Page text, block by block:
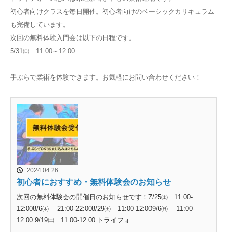
初心者向けクラスを毎日開催。初心者向けのベーシックカリキュラム
も完備しています。
次回の無料体験入門会は以下の日程です。
5/31㈰ 11:00～12:00
手ぶらで柔術を体験できます。お気軽にお問い合わせください！
2024.04.26
初心者におすすめ・無料体験会のお知らせ
次回の無料体験会の開催日のお知らせです！7/25㈯ 11:00-
12:008/6㈭ 21:00-22:008/29㈯ 11:00-12:009/6㈰ 11:00-
12:00 9/19㈯ 11:00-12:00 トライフォ...